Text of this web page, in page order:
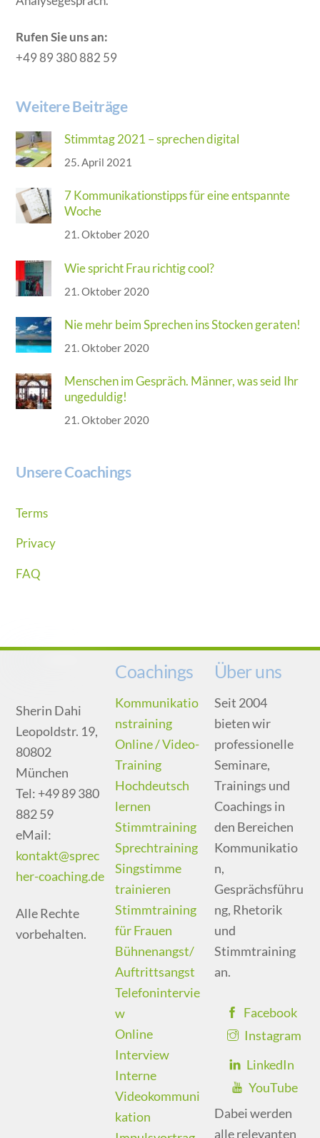
Rufen Sie uns an:
+49 89 380 882 59
Weitere Beiträge
Stimmtag 2021 – sprechen digital
25. April 2021
7 Kommunikationstipps für eine entspannte
Woche
21. Oktober 2020
Wie spricht Frau richtig cool?
21. Oktober 2020
Nie mehr beim Sprechen ins Stocken geraten!
21. Oktober 2020
Menschen im Gespräch. Männer, was seid Ihr
ungeduldig!
21. Oktober 2020
Unsere Coachings
Terms
Privacy
FAQ
Sherin Dahi
Leopoldstr. 19,
80802
München
Tel: +49 89 380
882 59
eMail:
kontakt@sprec
her-coaching.de
Alle Rechte
vorbehalten.
Coachings
Kommunikatio
nstraining
Online / Video-
Training
Hochdeutsch
lernen
Stimmtraining
Sprechtraining
Singstimme
trainieren
Stimmtraining
für Frauen
Bühnenangst/
Auftrittsangst
Telefonintervie
w
Online
Interview
Interne
Videokommuni
kation
Über uns
Seit 2004
bieten wir
professionelle
Seminare,
Trainings und
Coachings in
den Bereichen
Kommunikatio
n,
Gesprächsführu
ng, Rhetorik
und
Stimmtraining
an.
Facebook
Instagram
LinkedIn
YouTube
Dabei werden
alle relevanten